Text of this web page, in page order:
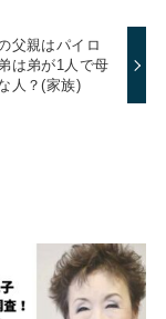
父親はパイロ
は弟が1人で母
人？(家族)